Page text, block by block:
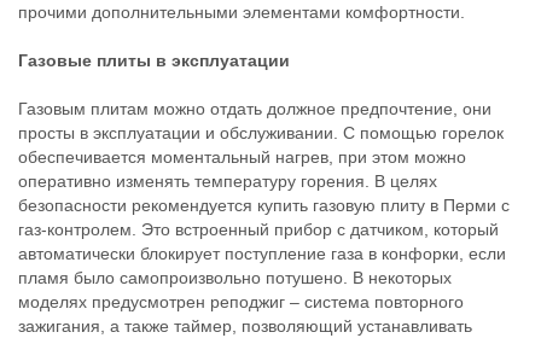
прочими дополнительными элементами комфортности.
Газовые плиты в эксплуатации
Газовым плитам можно отдать должное предпочтение, они
просты в эксплуатации и обслуживании. С помощью горелок
обеспечивается моментальный нагрев, при этом можно
оперативно изменять температуру горения. В целях
безопасности рекомендуется купить газовую плиту в Перми с
газ-контролем. Это встроенный прибор с датчиком, который
автоматически блокирует поступление газа в конфорки, если
пламя было самопроизвольно потушено. В некоторых
моделях предусмотрен реподжиг – система повторного
зажигания, а также таймер, позволяющий устанавливать